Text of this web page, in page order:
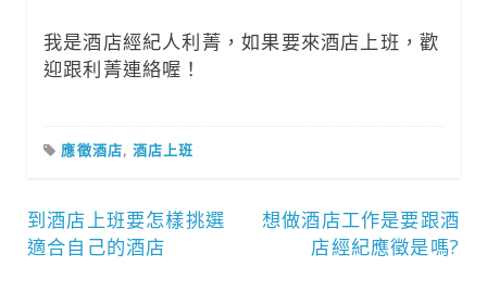
我是酒店經紀人利菁，如果要來酒店上班，歡
迎跟利菁連絡喔！
應徵酒店, 酒店上班
文
章
到酒店上班要怎樣挑選
適合自己的酒店
想做酒店工作是要跟酒
店經紀應徵是嗎?